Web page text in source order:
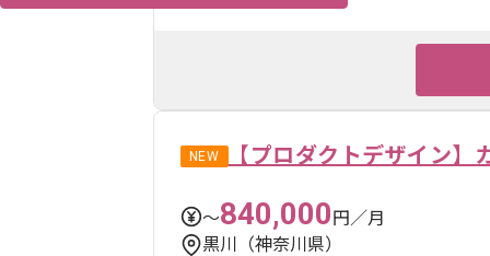
NEW 【プロダクトデザイン】
〜840,000円／月
黒川（神奈川県）